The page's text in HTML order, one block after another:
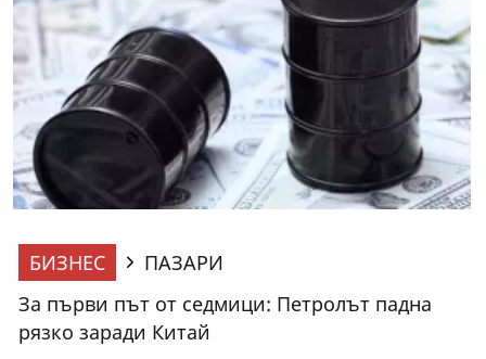
БИЗНЕС
ПАЗАРИ
За първи път от седмици: Петролът падна
рязко заради Китай